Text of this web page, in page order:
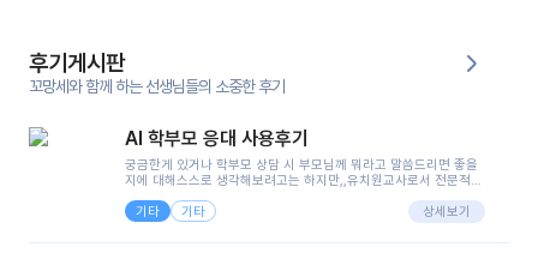
후기게시판
꼬망세와 함께 하는 선생님들의 소중한 후기
AI 학부모 응대 사용후기
궁금한게 있거나 학부모 상담 시 부모님께 뭐라고 말씀드리면 좋을
지에 대해스스로 생각해보려고는 하지만,,유치원교사로서 전문적인
려니 어려울때가...^^(저만 그런거 아니죠 ㅜㅜ)꼬망봇의 장점은 지
피티나 제미나이는 몇세이고 여자인지 남자인지 등그래도 좀 기본
정보를 제공하면서 물어봐야할 때가 있어그때마다 정보를 입력하는
기타 기타 상세보기